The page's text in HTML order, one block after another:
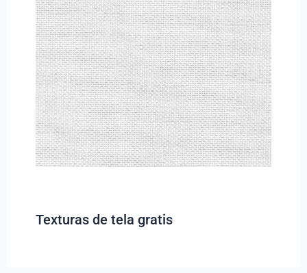
Texturas de tela gratis